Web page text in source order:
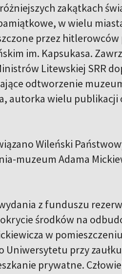
zakątkach
w wielu
przez hitlerowców
im. Kapsukasa.
Litewskiej SRR
odtworzenie
autorka wielu publikacji
Wileński
muzeum Adama
z funduszu
środków na
w
Uniwersytetu przy
prywatne.